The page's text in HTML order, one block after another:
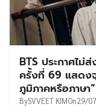
BTS ประกาศไม่
ครั้งที่ 69 แสดง
ภูมิภาคหรือภาษา”
BySVVEET KIMOn29/